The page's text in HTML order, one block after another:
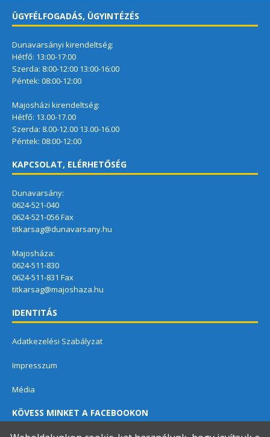
ÜGYFÉLFOGADÁS, ÜGYINTÉZÉS
Dunavarsányi kirendeltség:
Hétfő: 13:00-17:00
Szerda: 8:00-12:00 13:00-16:00
Péntek: 08:00-12:00
Majosházi kirendeltség:
Hétfő: 13.00-17.00
Szerda: 8.00-12.00 13.00-16.00
Péntek: 08:00-12:00
KAPCSOLAT, ELÉRHETŐSÉG
Dunavarsány:
0624-521-040
0624-521-056 Fax
titkarsag@dunavarsany.hu
Majosháza:
0624-511-830
0624-511-831 Fax
titkarsag@majoshaza.hu
IDENTITÁS
Adatkezelési Szabályzat
Impresszum
Média
KÖVESS MINKET A FACEBOOKON